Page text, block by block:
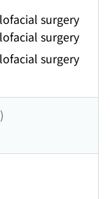
surgery
surgery
surgery